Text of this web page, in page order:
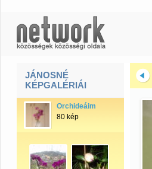
JÁNOSNÉ
KÉPGALÉRIÁI
Orchideáim
80 kép